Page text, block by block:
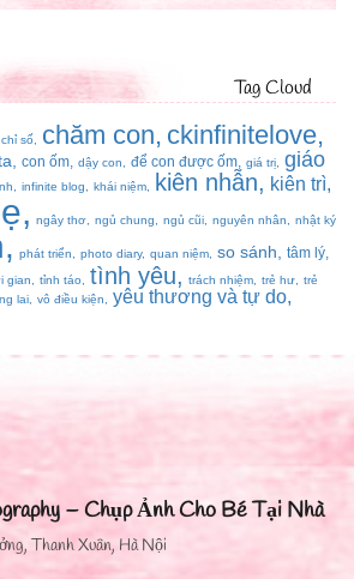
Tag Cloud
số chăm con ckinfinitelove
con ốm dậy con để con được ốm giá trị
giáo
infinite blog khái niệm kiên nhẫn kiên trì
ngây thơ ngủ chung ngủ cũi nguyên nhân nhật ký
phát triển photo diary quan niệm so sánh tâm lý
gian tỉnh táo tình yêu trách nhiệm trẻ hư
trẻ
lai vô điều kiện yêu thương và tự do
– Chụp Ảnh Cho Bé Tại Nhà
Thanh Xuân, Hà Nội